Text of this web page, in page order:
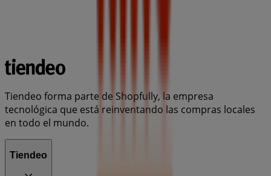
Tiendeo forma parte de Shopfully, la empresa
tecnológica que está reinventando las compras locales
en todo el mundo.
Tiendeo